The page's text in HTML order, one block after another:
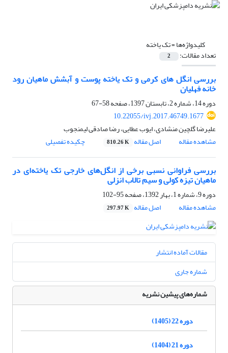
کلیدواژه‌ها =تک یاخته
تعداد مقالات: 2
بررسی انگل های کرمی و تک یاخته پوست و آبشش ماهیان رود
خانه فهلیان
دوره 14، شماره 2، تابستان 1397، صفحه
58-67
10.22055/ivj.2017.46749.1677
علیرضا گلچین منشادی، ایوب عطایی، رضا صادقی لیمنجوب
مشاهده مقاله
اصل مقاله 810.26 K چکیده تفصیلی
بررسی فراوانی نسبی برخی از انگل‌های خارجی تک یاخته‌ای در
ماهیان تیزه کولی و سیم تالاب انزلی
دوره 9، شماره 1، بهار 1392، صفحه
95-102
مشاهده مقاله
اصل مقاله 297.97 K
مقالات آماده انتشار
شماره جاری
شماره‌های پیشین نشریه
دوره 22 (1405)
دوره 21 (1404)